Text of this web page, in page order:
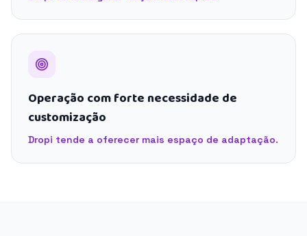
Operação com forte necessidade de
customização
Dropi tende a oferecer mais espaço de adaptação.